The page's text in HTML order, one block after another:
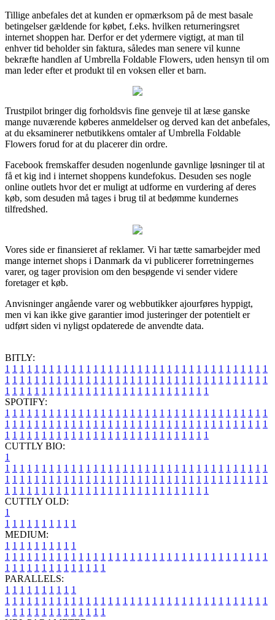
Tillige anbefales det at kunden er opmærksom på de mest basale
betingelser gældende for købet, f.eks. hvilken returneringsret
internet shoppen har. Derfor er det ydermere vigtigt, at man til
enhver tid beholder sin faktura, således man senere vil kunne
bekræfte handlen af Umbrella Foldable Flowers, uden hensyn til om
man leder efter et produkt til en voksen eller et barn.
Trustpilot bringer dig forholdsvis fine genveje til at læse ganske
mange nuværende køberes anmeldelser og derved kan det anbefales,
at du eksaminerer netbutikkens omtaler af Umbrella Foldable
Flowers forud for at du placerer din ordre.
Facebook fremskaffer desuden nogenlunde gavnlige løsninger til at
få et kig ind i internet shoppens kundefokus. Desuden ses nogle
online outlets hvor det er muligt at udforme en vurdering af deres
køb, som desuden må tages i brug til at bedømme kundernes
tilfredshed.
Vores side er finansieret af reklamer. Vi har tætte samarbejder med
mange internet shops i Danmark da vi publicerer forretningernes
varer, og tager provision om den besøgende vi sender videre
foretager et køb.
Anvisninger angående varer og webbutikker ajourføres hyppigt,
men vi kan ikke give garantier imod justeringer der potentielt er
udført siden vi nyligst opdaterede de anvendte data.
BITLY:
1 1 1 1 1 1 1 1 1 1 1 1 1 1 1 1 1 1 1 1 1 1 1 1 1 1 1 1 1 1 1 1 1 1 1 1
1 1 1 1 1 1 1 1 1 1 1 1 1 1 1 1 1 1 1 1 1 1 1 1 1 1 1 1 1 1 1 1 1 1 1 1
1 1 1 1 1 1 1 1 1 1 1 1 1 1 1 1 1 1 1 1 1 1 1 1 1 1 1 1
SPOTIFY:
1 1 1 1 1 1 1 1 1 1 1 1 1 1 1 1 1 1 1 1 1 1 1 1 1 1 1 1 1 1 1 1 1 1 1 1
1 1 1 1 1 1 1 1 1 1 1 1 1 1 1 1 1 1 1 1 1 1 1 1 1 1 1 1 1 1 1 1 1 1 1 1
1 1 1 1 1 1 1 1 1 1 1 1 1 1 1 1 1 1 1 1 1 1 1 1 1 1 1 1
CUTTLY BIO:
1
1 1 1 1 1 1 1 1 1 1 1 1 1 1 1 1 1 1 1 1 1 1 1 1 1 1 1 1 1 1 1 1 1 1 1 1
1 1 1 1 1 1 1 1 1 1 1 1 1 1 1 1 1 1 1 1 1 1 1 1 1 1 1 1 1 1 1 1 1 1 1 1
1 1 1 1 1 1 1 1 1 1 1 1 1 1 1 1 1 1 1 1 1 1 1 1 1 1 1 1
CUTTLY OLD:
1
1 1 1 1 1 1 1 1 1 1
MEDIUM:
1 1 1 1 1 1 1 1 1 1
1 1 1 1 1 1 1 1 1 1 1 1 1 1 1 1 1 1 1 1 1 1 1 1 1 1 1 1 1 1 1 1 1 1 1 1
1 1 1 1 1 1 1 1 1 1 1 1 1 1
PARALLELS:
1 1 1 1 1 1 1 1 1 1
1 1 1 1 1 1 1 1 1 1 1 1 1 1 1 1 1 1 1 1 1 1 1 1 1 1 1 1 1 1 1 1 1 1 1 1
1 1 1 1 1 1 1 1 1 1 1 1 1 1